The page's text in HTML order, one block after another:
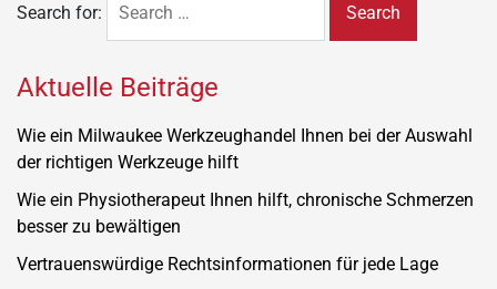
Search for:
Aktuelle Beiträge
Wie ein Milwaukee Werkzeughandel Ihnen bei der Auswahl
der richtigen Werkzeuge hilft
Wie ein Physiotherapeut Ihnen hilft, chronische Schmerzen
besser zu bewältigen
Vertrauenswürdige Rechtsinformationen für jede Lage